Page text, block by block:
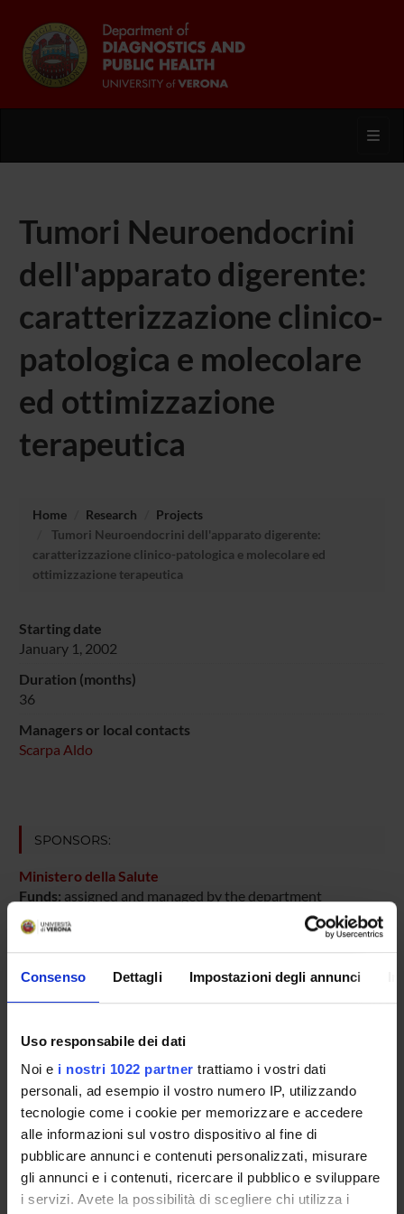
Consenso Dettagli Impostazioni degli annunci
Uso responsabile dei dati
Noi e i nostri 1022 partner trattiamo i vostri dati
personali, ad esempio il vostro numero IP, utilizzando
tecnologie come i cookie per memorizzare e accedere
alle informazioni sul vostro dispositivo al fine di
pubblicare annunci e contenuti personalizzati, misurare
gli annunci e i contenuti, ricercare il pubblico e sviluppare
i servizi. Avete la possibilità di scegliere chi utilizza i
Tumori Neuroendocrini
dell'apparato digerente:
caratterizzazione clinico-
patologica e molecolare
ed ottimizzazione
terapeutica
Home Research
Projects
Tumori Neuroendocrini dell'apparato digerente:
caratterizzazione clinico-patologica e molecolare ed
ottimizzazione terapeutica
Starting date
January 1, 2002
Duration (months)
36
Managers or local contacts
Scarpa Aldo
SPONSORS:
Ministero della Salute
Funds: assigned and managed by the department
PROJECT PARTICIPANTS
Pathological Anatomy Section